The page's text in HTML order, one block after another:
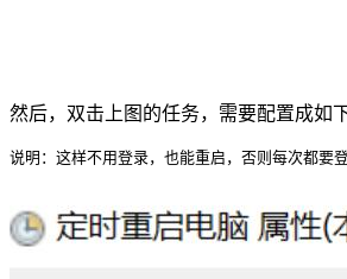
然后，双击上图的任务，需要配置成如
说明：这样不用登录，也能重启，否则每次都要